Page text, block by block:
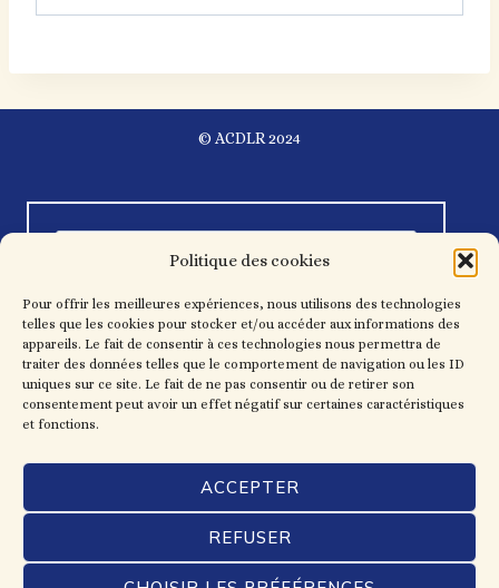
Politique des cookies
Pour offrir les meilleures expériences, nous utilisons des technologies
telles que les cookies pour stocker et/ou accéder aux informations des
appareils. Le fait de consentir à ces technologies nous permettra de
traiter des données telles que le comportement de navigation ou les ID
uniques sur ce site. Le fait de ne pas consentir ou de retirer son
consentement peut avoir un effet négatif sur certaines caractéristiques
et fonctions.
ACCEPTER
REFUSER
© ACDLR 2024